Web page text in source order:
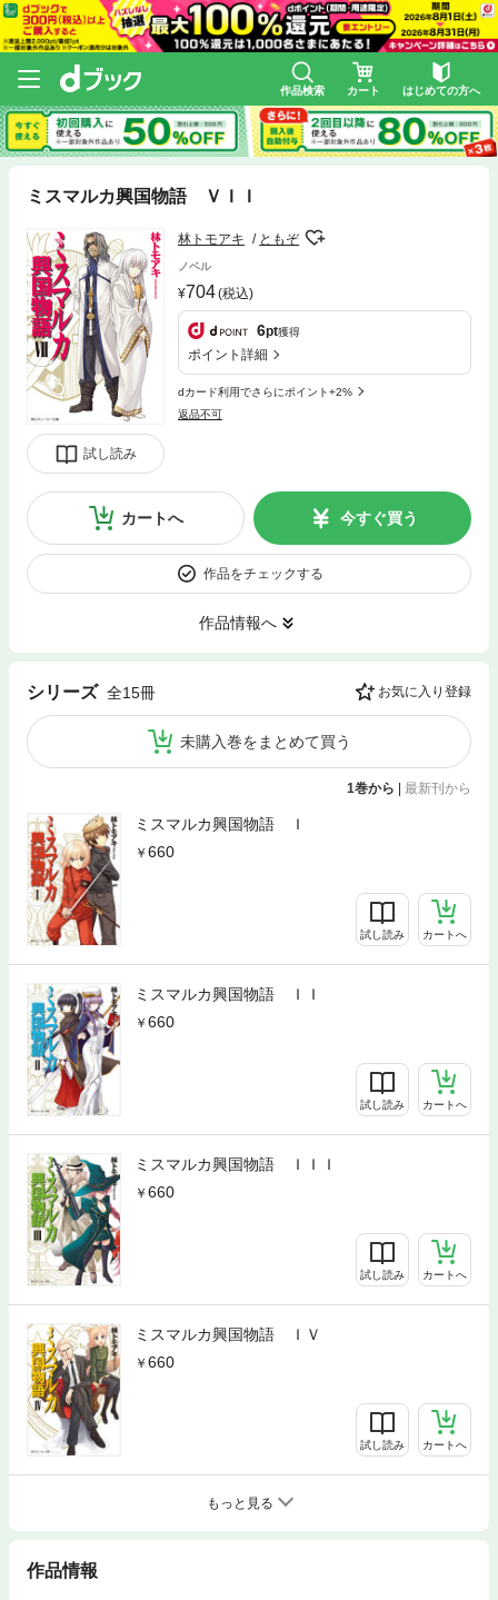
作品検索 カート はじめての方へ
ミスマルカ興国物語 ＶＩＩ
試し読み
林トモアキ ともぞ
ノベル
704(税込)
6pt獲得
ポイント詳細
dカード利用でさらにポイント+2%
返品不可
カートへ 今すぐ買う
作品をチェックする
作品情報へ
シリーズ 全15冊 お気に入り登録
未購入巻をまとめて買う
1巻から | 最新刊から
ミスマルカ興国物語 Ｉ
660
試し読み カートへ
ミスマルカ興国物語 ＩＩ
660
試し読み カートへ
ミスマルカ興国物語 ＩＩＩ
660
試し読み カートへ
ミスマルカ興国物語 ＩＶ
660
試し読み カートへ
もっと見る
作品情報